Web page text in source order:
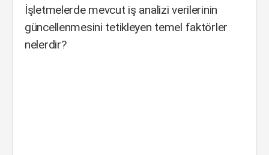
İşletmelerde mevcut iş analizi verilerinin
güncellenmesini tetikleyen temel faktörler
nelerdir?